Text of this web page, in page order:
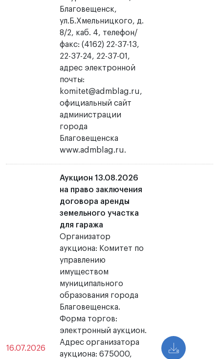
Благовещенск,
ул.Б.Хмельницкого, д.
8/2, каб. 4, телефон/
факс: (4162) 22-37-13,
22-37-24, 22-37-01,
адрес электронной
почты:
komitet@admblag.ru,
официальный сайт
администрации
города
Благовещенска
www.admblag.ru.
16.07.2026
Аукцион 13.08.2026
на право заключения
договора аренды
земельного участка
для гаража
Организатор
аукциона: Комитет по
управлению
имуществом
муниципального
образования города
Благовещенска.
Форма торгов:
электронный аукцион.
Адрес организатора
аукциона: 675000,